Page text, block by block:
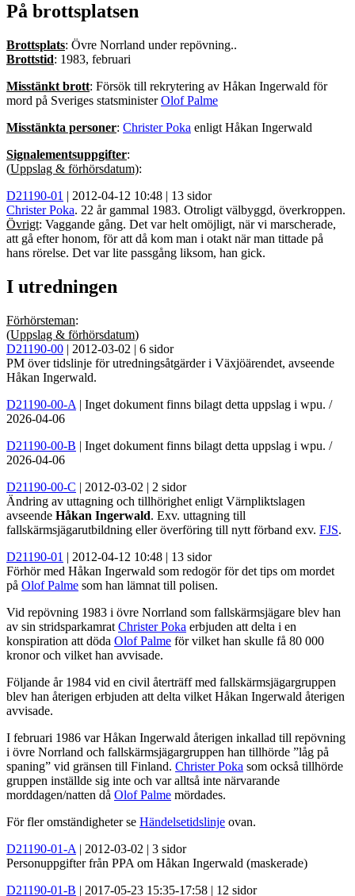
På brottsplatsen
Brottsplats: Övre Norrland under repövning..
Brottstid: 1983, februari
Misstänkt brott: Försök till rekrytering av Håkan Ingerwald för
mord på Sveriges statsministerOlof Palme
Misstänkta personer: Christer Poka enligt Håkan Ingerwald
Signalementsuppgifter:
(Uppslag & förhörsdatum):
D21190-01 | 2012-04-12 10:48 | 13 sidor
Christer Poka. 22 år gammal 1983. Otroligt välbyggd, överkroppen.
Övrigt: Vaggande gång. Det var helt omöjligt, när vi marscherade,
att gå efter honom, för att då kom man i otakt när man tittade på
hans rörelse. Det var lite passgång liksom, han gick.
I utredningen
Förhörsteman:
(Uppslag & förhörsdatum)
D21190-00 | 2012-03-02 | 6 sidor
PM över tidslinje för utredningsåtgärder i Växjöärendet, avseende
Håkan Ingerwald.
D21190-00-A | Inget dokument finns bilagt detta uppslag i wpu. /
2026-04-06
D21190-00-B | Inget dokument finns bilagt detta uppslag i wpu. /
2026-04-06
D21190-00-C | 2012-03-02 | 2 sidor
Ändring av uttagning och tillhörighet enligt Värnpliktslagen
avseende Håkan Ingerwald. Exv. uttagning till
fallskärmsjägarutbildning eller överföring till nytt förband exv. FJS.
D21190-01 | 2012-04-12 10:48 | 13 sidor
Förhör med Håkan Ingerwald som redogör för det tips om mordet
på Olof Palme som han lämnat till polisen.
Vid repövning 1983 i övre Norrland som fallskärmsjägare blev han
av sin stridsparkamrat Christer Poka erbjuden att delta i en
konspiration att döda Olof Palme för vilket han skulle få 80 000
kronor och vilket han avvisade.
Följande år 1984 vid en civil återträff med fallskärmsjägargruppen
blev han återigen erbjuden att delta vilket Håkan Ingerwald återigen
avvisade.
I februari 1986 var Håkan Ingerwald återigen inkallad till repövning
i övre Norrland och fallskärmsjägargruppen han tillhörde ”låg på
spaning” vid gränsen till Finland. Christer Poka som också tillhörde
gruppen inställde sig inte och var alltså inte närvarande
morddagen/natten då Olof Palme mördades.
För fler omständigheter se Händelsetidslinje ovan.
D21190-01-A | 2012-03-02 | 3 sidor
Personuppgifter från PPA om Håkan Ingerwald (maskerade)
D21190-01-B | 2017-05-23 15:35-17:58 | 12 sidor